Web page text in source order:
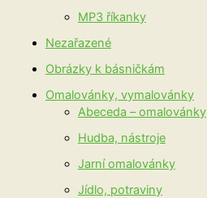
MP3 říkanky
Nezařazené
Obrázky k básničkám
Omalovánky, vymalovánky
Abeceda – omalovánky
Hudba, nástroje
Jarní omalovánky
Jídlo, potraviny